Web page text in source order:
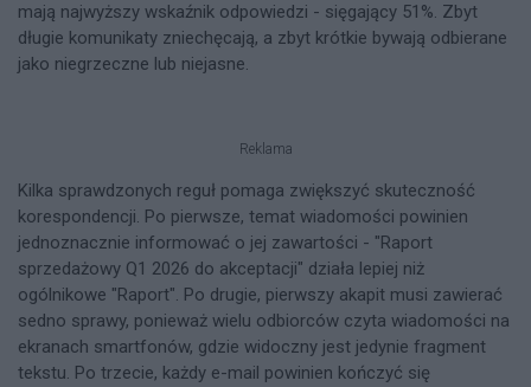
mają najwyższy wskaźnik odpowiedzi - sięgający 51%. Zbyt
długie komunikaty zniechęcają, a zbyt krótkie bywają odbierane
jako niegrzeczne lub niejasne.
Reklama
Kilka sprawdzonych reguł pomaga zwiększyć skuteczność
korespondencji. Po pierwsze, temat wiadomości powinien
jednoznacznie informować o jej zawartości - "Raport
sprzedażowy Q1 2026 do akceptacji" działa lepiej niż
ogólnikowe "Raport". Po drugie, pierwszy akapit musi zawierać
sedno sprawy, ponieważ wielu odbiorców czyta wiadomości na
ekranach smartfonów, gdzie widoczny jest jedynie fragment
tekstu. Po trzecie, każdy e-mail powinien kończyć się